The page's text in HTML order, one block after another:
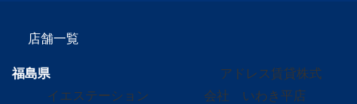
店舗一覧
福島県
イエステーション
アドレス賃貸株式
会社 いわき平店